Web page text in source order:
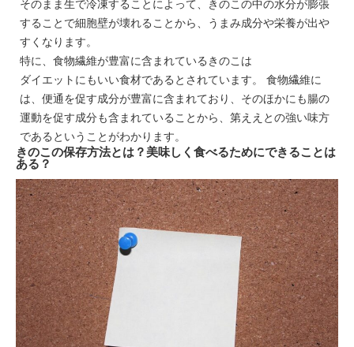
そのまま生で冷凍することによって、きのこの中の水分が膨張
することで細胞壁が壊れることから、うまみ成分や栄養が出や
すくなります。
特に、食物繊維が豊富に含まれているきのこは
ダイエットにもいい食材であるとされています。 食物繊維に
は、便通を促す成分が豊富に含まれており、そのほかにも腸の
運動を促す成分も含まれていることから、第ええとの強い味方
であるということがわかります。
きのこの保存方法とは？美味しく食べるためにできることは
ある？